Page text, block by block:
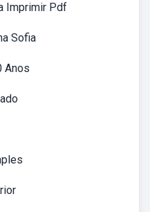
Imprimir Pdf
Sofia
Anos